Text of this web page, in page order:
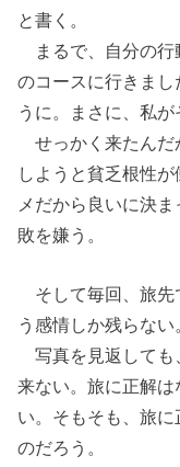
と書く。
まるで、自分の行
のコースに行きま
うに。まさに、私が
せっかく来たんだ
しようと貧乏根性
メだから良いに決
敗を嫌う。
そして毎回、旅先
う感情しか残らない
写真を見返しても
来ない。旅に正解
い。そもそも、旅
のだろう。